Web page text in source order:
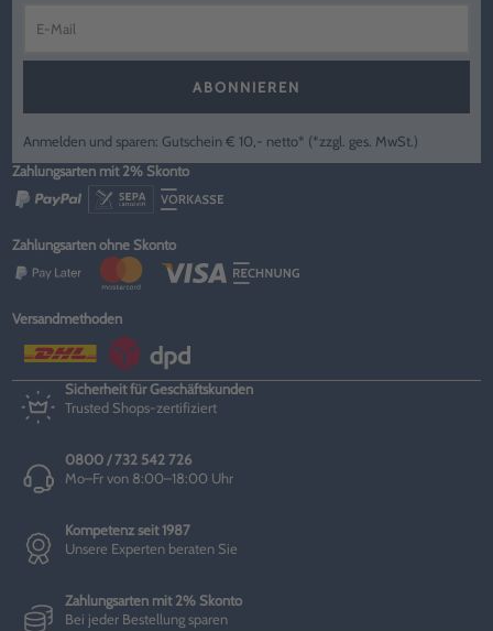
ABONNIEREN
Anmelden und sparen: Gutschein € 10,- netto* (*zzgl. ges. MwSt.)
Zahlungsarten mit 2% Skonto
Zahlungsarten ohne Skonto
Versandmethoden
Sicherheit für Geschäftskunden
Trusted Shops-zertifiziert
0800 / 732 542 726
Mo–Fr von 8:00–18:00 Uhr
Kompetenz seit 1987
Unsere Experten beraten Sie
Zahlungsarten mit 2% Skonto
Bei jeder Bestellung sparen